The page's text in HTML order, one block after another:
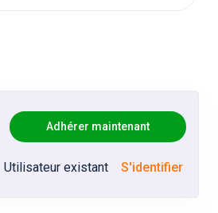
Adhérer maintenant
Utilisateur existant S'identifier